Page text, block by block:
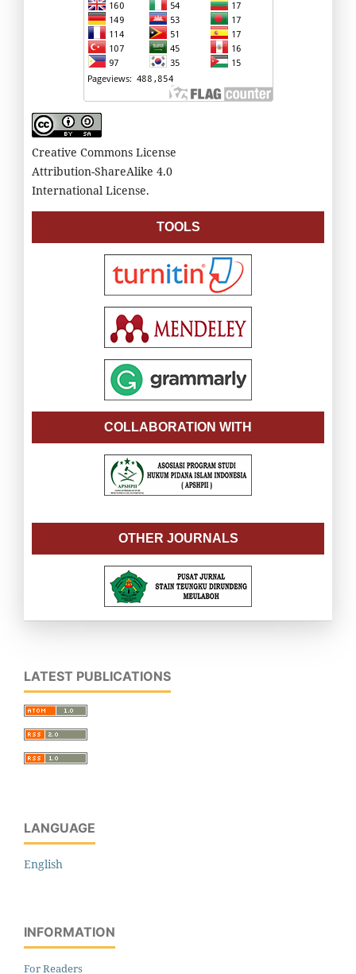
Creative Commons License
Attribution-ShareAlike 4.0
International License.
TOOLS
COLLABORATION WITH
OTHER JOURNALS
LATEST PUBLICATIONS
LANGUAGE
English
INFORMATION
For Readers